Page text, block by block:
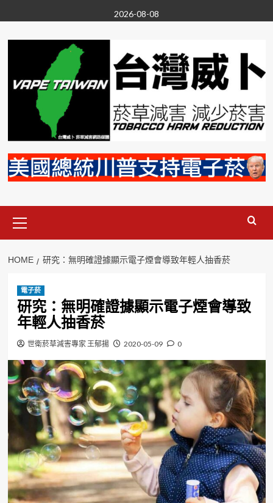
to
content
2026-08-08
Menu
HOME 研究：無明確證據顯示電子煙會導致年輕人抽香菸
電子菸
研究：無明確證據顯示電子煙會導致
年輕人抽香菸
世衛菸草減害專家 王郁揚 2020-05-09 0